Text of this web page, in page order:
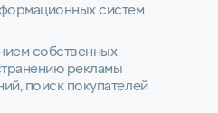
систем
собственных
рекламы
поиск покупателей